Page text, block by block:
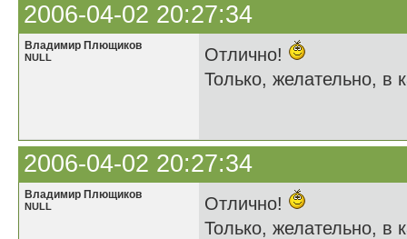
2006-04-02 20:27:34
Владимир Плющиков
NULL
Отлично!
Только, желательно, в
2006-04-02 20:27:34
Владимир Плющиков
NULL
Отлично!
Только, желательно, в